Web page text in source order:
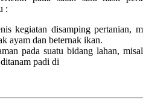
:
kegiatan disamping pertanian,
ayam dan beternak ikan.
pada suatu bidang lahan,
padi di